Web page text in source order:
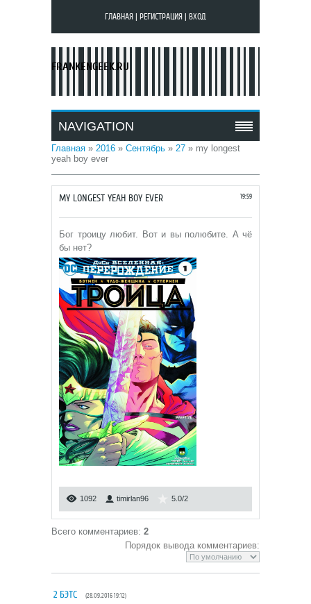
ГЛАВНАЯ РЕГИСТРАЦИЯ ВХОД
FRANKENGEEK.RU
NAVIGATION
Главная » 2016 » Сентябрь » 27 » my longest
yeah boy ever
19:59
MY LONGEST YEAH BOY EVER
Бог троицу любит. Вот и вы полюбите. А чё
бы нет?
1092 timirlan96 5.0/2
Всего комментариев: 2
Порядок вывода комментариев:
2 БЭТС (28.09.2016 19:12)